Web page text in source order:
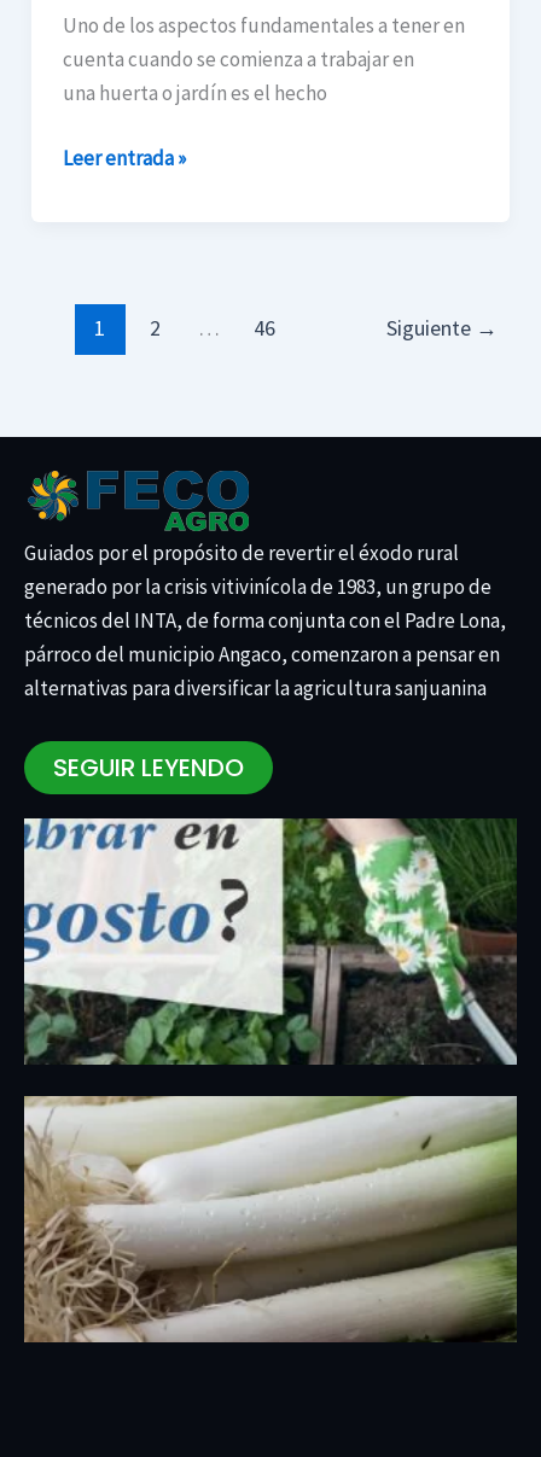
Uno de los aspectos fundamentales a tener en
cuenta cuando se comienza a trabajar en
una huerta o jardín es el hecho
hemisferio
sur
Leer entrada »
1 2 … 46 Siguiente →
Guiados por el propósito de revertir el éxodo rural
generado por la crisis vitivinícola de 1983, un grupo de
técnicos del INTA, de forma conjunta con el Padre Lona,
párroco del municipio Angaco, comenzaron a pensar en
alternativas para diversificar la agricultura sanjuanina
SEGUIR LEYENDO